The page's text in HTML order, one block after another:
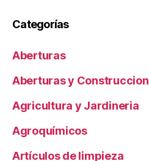
Categorías
Aberturas
Aberturas y Construccion
Agricultura y Jardineria
Agroquímicos
Artículos de limpieza